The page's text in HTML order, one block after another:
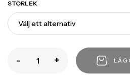
STORLEK
- +